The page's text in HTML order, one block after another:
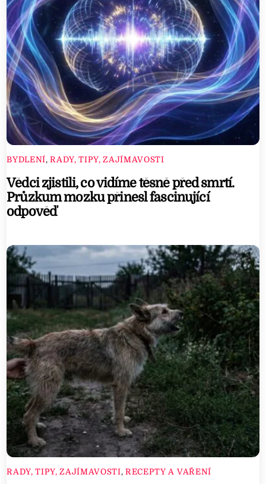
BYDLENÍ,RADY, TIPY, ZAJÍMAVOSTI
Vědci zjistili, co vidíme těsně před smrtí.
Průzkum mozku přinesl fascinující
odpověď
RADY, TIPY, ZAJÍMAVOSTI,RECEPTY A VAŘENÍ